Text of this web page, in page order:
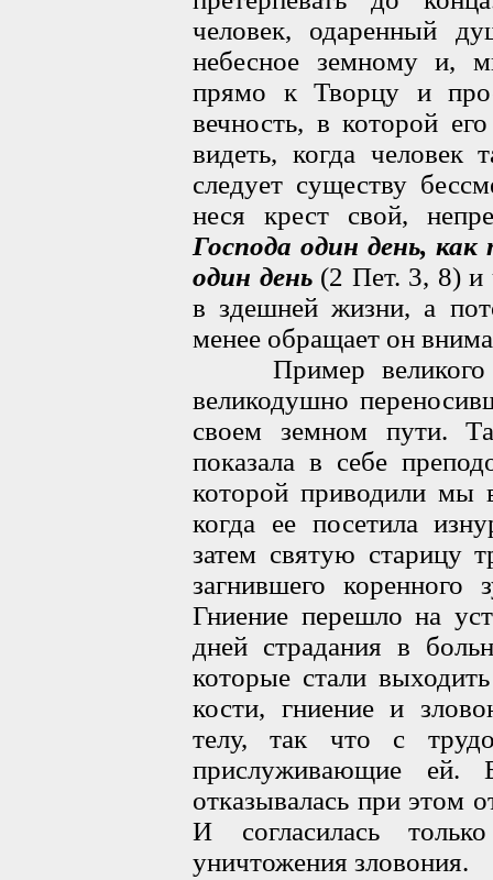
человек, одаренный
небесное земному и,
прямо к Творцу и
вечность, в которой
видеть, когда
следует существу
неся крест свой,
Господа один день,
один день(2 Пет. 3, 8) и
в здешней жизни, а
менее обращает он
Пример великого
великодушно
своем земном пути.
показала в себе
которой приводили мы
когда ее посетила
затем святую старицу
загнившего коренного
Гниение перешло на
дней страдания в
которые стали
кости, гниение и
телу, так что с
прислуживающие ей.
отказывалась при этом
И согласилась
уничтожения зловония.